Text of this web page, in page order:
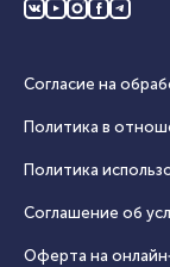
Согласие на
Политика в
Политика
Соглашение об
Оферта на